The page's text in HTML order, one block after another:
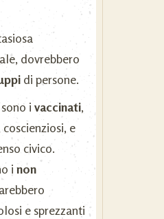
dovrebbero
di persone.
i vaccinati,
e
civico.
i non
e sprezzanti